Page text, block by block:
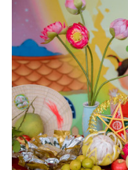
kẹo, rượu, bia, nước